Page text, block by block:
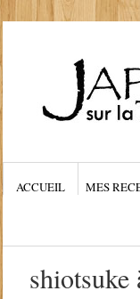
ACCUEIL MES